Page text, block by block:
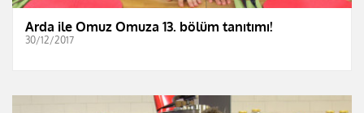
Arda ile Omuz Omuza 13. bölüm tanıtımı!
30/12/2017